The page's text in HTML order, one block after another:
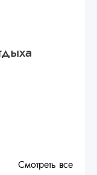
Смотреть все